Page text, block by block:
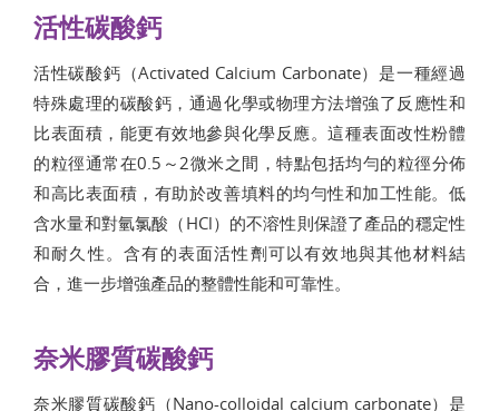
活性碳酸鈣
活性碳酸鈣（Activated Calcium Carbonate）是一種經過
特殊處理的碳酸鈣，通過化學或物理方法增強了反應性和
比表面積，能更有效地參與化學反應。這種表面改性粉體
的粒徑通常在0.5～2微米之間，特點包括均勻的粒徑分佈
和高比表面積，有助於改善填料的均勻性和加工性能。低
含水量和對氫氯酸（HCl）的不溶性則保證了產品的穩定性
和耐久性。含有的表面活性劑可以有效地與其他材料結
合，進一步增強產品的整體性能和可靠性。
奈米膠質碳酸鈣
奈米膠質碳酸鈣（Nano-colloidal calcium carbonate）是